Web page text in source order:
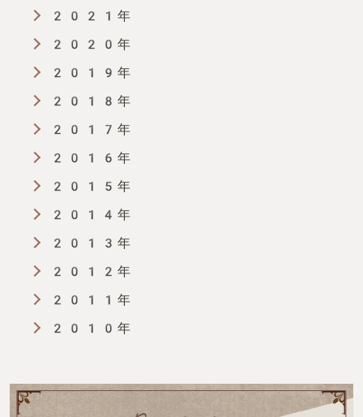
2021年
2020年
2019年
2018年
2017年
2016年
2015年
2014年
2013年
2012年
2011年
2010年